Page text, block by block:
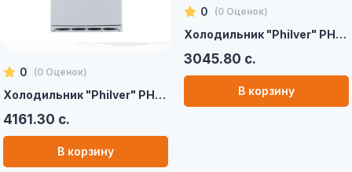
0 (0Оценок)
Холодильник "Philver" PH-20-N
4161.30 с.
В корзину
0 (0Оценок)
Холодильник "Philver" PH-14-D
3045.80 с.
В корзину